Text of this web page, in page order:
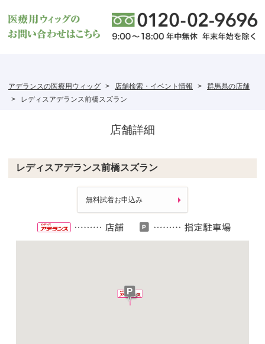
アデランスの医療用ウィッグ 店舗検索・イベント情報
群馬県の店舗
レディスアデランス前橋スズラン
店舗詳細
レディスアデランス前橋スズラン
無料試着お申込み